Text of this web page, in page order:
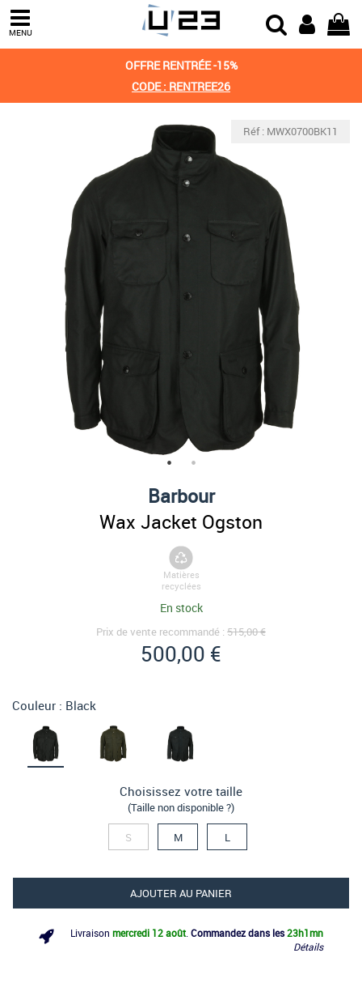
MENU
OFFRE RENTRÉE -15%
CODE : RENTREE26
Réf : MWX0700BK11
Barbour
Wax Jacket Ogston
Matières
recyclées
En stock
Prix de vente recommandé : 515,00 €
500,00 €
Couleur : Black
Choisissez votre taille
(Taille non disponible ?)
S M L
AJOUTER AU PANIER
Livraison mercredi 12 août Commandez dans les23h1mn
Détails